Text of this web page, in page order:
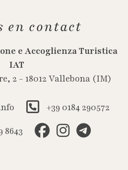
en contact
e Accoglienza Turistica
IAT
2 - 18012 Vallebona (IM)
+39 0184 290572
8643